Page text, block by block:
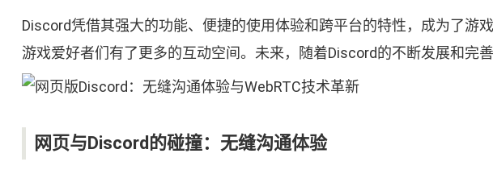
Discord凭借其强大的功能、便捷的使用体验和跨平台的特性，成为了游
游戏爱好者们有了更多的互动空间。未来，随着Discord的不断发展和完
网页与Discord的碰撞：无缝沟通体验